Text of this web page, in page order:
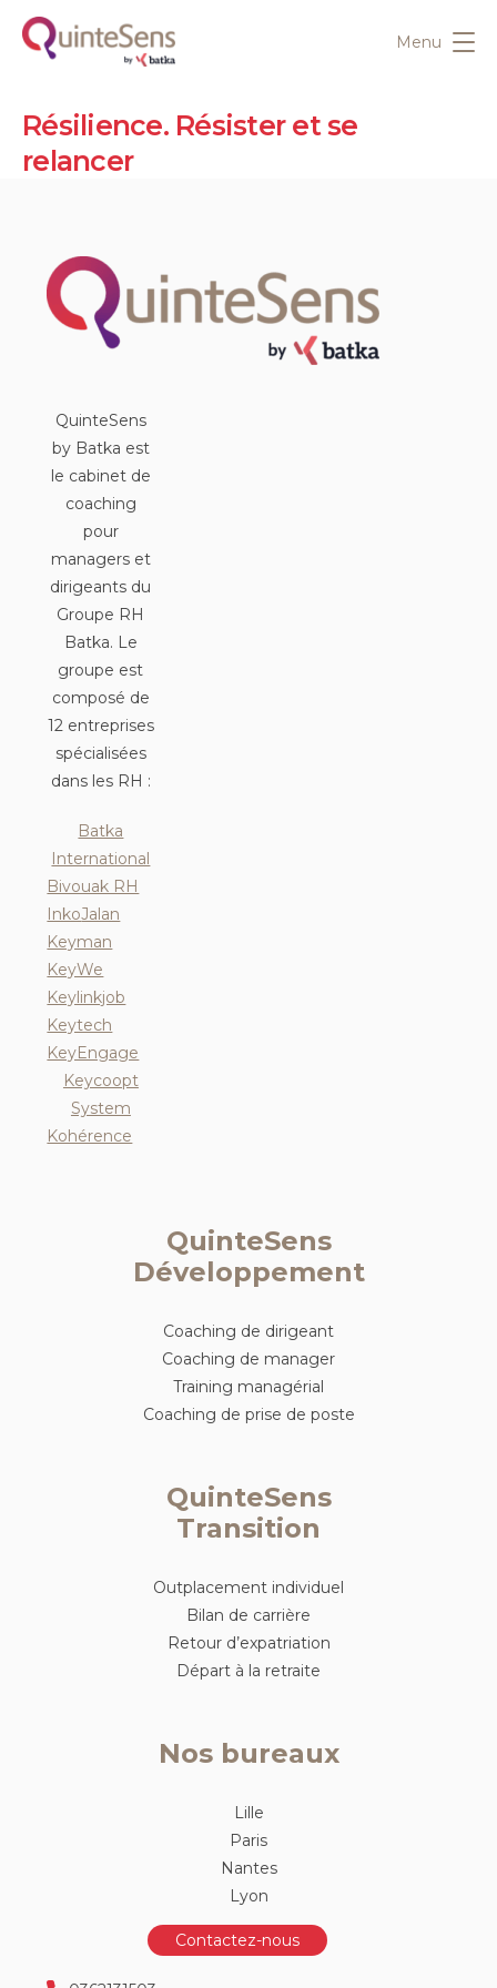
Menu
Résilience. Résister et se
relancer
QuinteSens
by Batka est
le cabinet de
coaching
pour
managers et
dirigeants du
Groupe RH
Batka. Le
groupe est
composé de
12 entreprises
spécialisées
dans les RH :
Batka
International
Bivouak RH
InkoJalan
Keyman
KeyWe
Keylinkjob
Keytech
KeyEngage
Keycoopt
System
Kohérence
QuinteSens
Développement
Coaching de dirigeant
Coaching de manager
Training managérial
Coaching de prise de poste
QuinteSens
Transition
Outplacement individuel
Bilan de carrière
Retour d’expatriation
Départ à la retraite
Nos bureaux
Lille
Paris
Nantes
Lyon
Contactez-nous